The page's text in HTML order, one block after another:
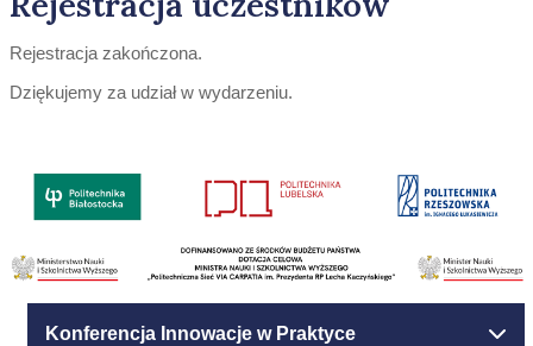
Rejestracja zakończona.
Dziękujemy za udział w wydarzeniu.
Konferencja Innowacje w Praktyce